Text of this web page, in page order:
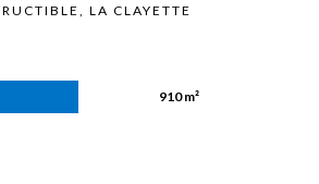
LA CLAYETTE
910 m²